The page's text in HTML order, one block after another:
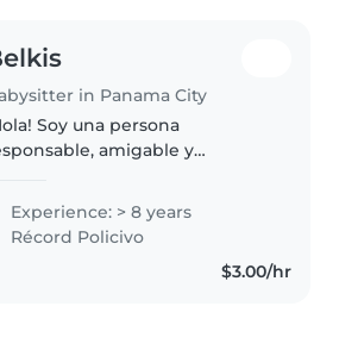
in Panama City
Soy una persona
amigable y
cuidando niños en
preescolar. Me encanta leer
hacer manualidades y
Experience: > 8 years
Récord Policivo
$3.00/hr